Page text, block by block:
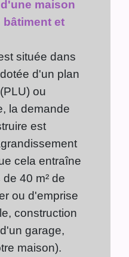
maison
et
située dans
d'un plan
ou
la demande
est
cela entraîne
40 m² de
ou d'emprise
construction
garage,
maison).